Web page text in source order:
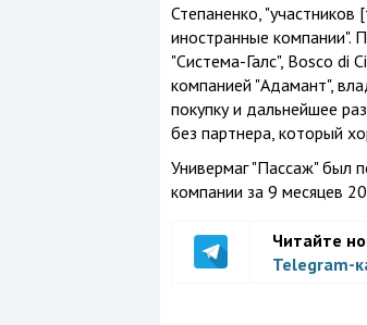
Степаненко, "участников
иностранные компании".
"Система-Галс", Bosco di
компанией "Адамант",
покупку и дальнейшее
без партнера, который
Универмаг "Пассаж" был
компании за 9 месяцев
Читайте
Telegram-